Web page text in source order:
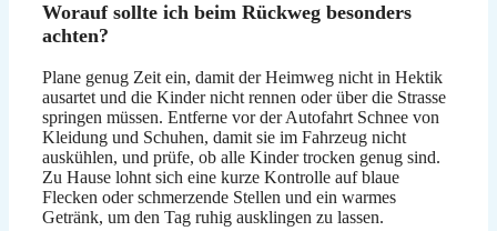
Worauf sollte ich beim Rückweg besonders
achten?
Plane genug Zeit ein, damit der Heimweg nicht in Hektik
ausartet und die Kinder nicht rennen oder über die Strasse
springen müssen. Entferne vor der Autofahrt Schnee von
Kleidung und Schuhen, damit sie im Fahrzeug nicht
auskühlen, und prüfe, ob alle Kinder trocken genug sind.
Zu Hause lohnt sich eine kurze Kontrolle auf blaue
Flecken oder schmerzende Stellen und ein warmes
Getränk, um den Tag ruhig ausklingen zu lassen.